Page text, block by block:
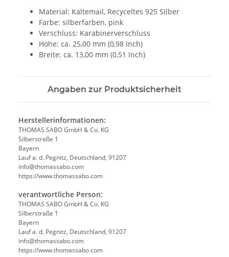
Material: Kaltemail, Recyceltes 925 Silber
Farbe: silberfarben, pink
Verschluss: Karabinerverschluss
Höhe: ca. 25,00 mm (0,98 Inch)
Breite: ca. 13,00 mm (0,51 Inch)
Angaben zur Produktsicherheit
Herstellerinformationen:
THOMAS SABO GmbH & Co. KG
Silberstraße 1
Bayern
Lauf a. d. Pegnitz, Deutschland, 91207
info@thomassabo.com
https://www.thomassabo.com
verantwortliche Person:
THOMAS SABO GmbH & Co. KG
Silberstraße 1
Bayern
Lauf a. d. Pegnitz, Deutschland, 91207
info@thomassabo.com
https://www.thomassabo.com